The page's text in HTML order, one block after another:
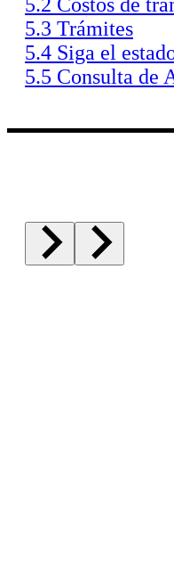
5.2 Costos de
5.3 Trámites
5.4 Siga el
5.5 Consulta de